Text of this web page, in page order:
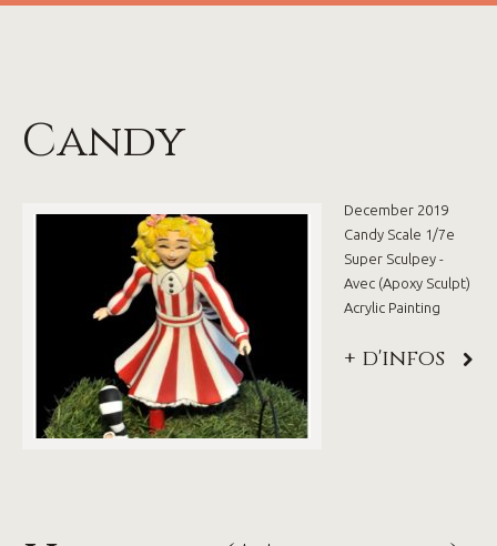
Candy
December 2019
Candy Scale 1/7e
Super Sculpey -
Avec (Apoxy Sculpt)
Acrylic Painting
+ d'infos